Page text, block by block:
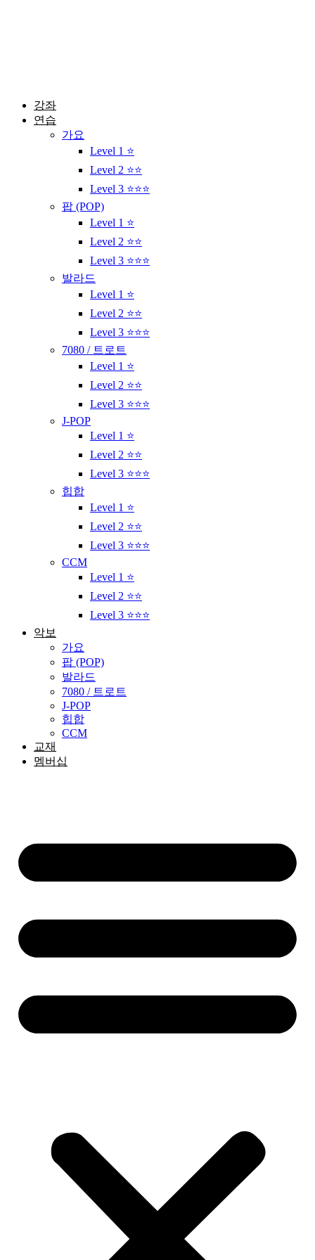
강좌
연습
가요
Level 1 ⭐
Level 2 ⭐⭐
Level 3 ⭐⭐⭐
팝 (POP)
Level 1 ⭐
Level 2 ⭐⭐
Level 3 ⭐⭐⭐
발라드
Level 1 ⭐
Level 2 ⭐⭐
Level 3 ⭐⭐⭐
7080 / 트로트
Level 1 ⭐
Level 2 ⭐⭐
Level 3 ⭐⭐⭐
J-POP
Level 1 ⭐
Level 2 ⭐⭐
Level 3 ⭐⭐⭐
힙합
Level 1 ⭐
Level 2 ⭐⭐
Level 3 ⭐⭐⭐
CCM
Level 1 ⭐
Level 2 ⭐⭐
Level 3 ⭐⭐⭐
악보
가요
팝 (POP)
발라드
7080 / 트로트
J-POP
힙합
CCM
교재
멤버십